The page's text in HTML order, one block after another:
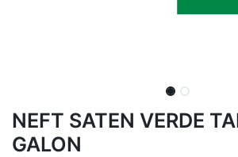
NEFT SATEN VERDE
GALON